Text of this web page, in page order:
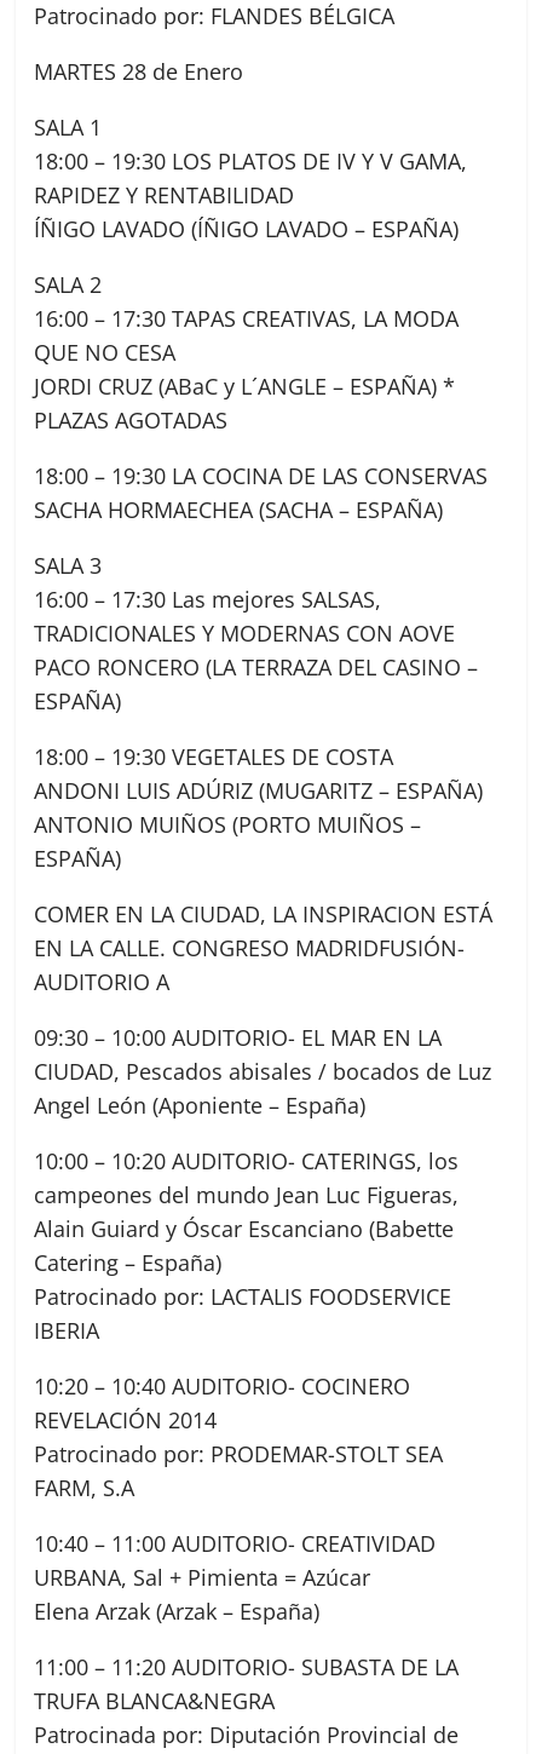
Patrocinado por: FLANDES BÉLGICA
MARTES 28 de Enero
SALA 1
18:00 – 19:30 LOS PLATOS DE IV Y V GAMA,
RAPIDEZ Y RENTABILIDAD
ÍÑIGO LAVADO (ÍÑIGO LAVADO – ESPAÑA)
SALA 2
16:00 – 17:30 TAPAS CREATIVAS, LA MODA
QUE NO CESA
JORDI CRUZ (ABaC y L´ANGLE – ESPAÑA) *
PLAZAS AGOTADAS
18:00 – 19:30 LA COCINA DE LAS CONSERVAS
SACHA HORMAECHEA (SACHA – ESPAÑA)
SALA 3
16:00 – 17:30 Las mejores SALSAS,
TRADICIONALES Y MODERNAS CON AOVE
PACO RONCERO (LA TERRAZA DEL CASINO –
ESPAÑA)
18:00 – 19:30 VEGETALES DE COSTA
ANDONI LUIS ADÚRIZ (MUGARITZ – ESPAÑA)
ANTONIO MUIÑOS (PORTO MUIÑOS –
ESPAÑA)
COMER EN LA CIUDAD, LA INSPIRACION ESTÁ
EN LA CALLE. CONGRESO MADRIDFUSIÓN-
AUDITORIO A
09:30 – 10:00 AUDITORIO- EL MAR EN LA
CIUDAD, Pescados abisales / bocados de Luz
Angel León (Aponiente – España)
10:00 – 10:20 AUDITORIO- CATERINGS, los
campeones del mundo Jean Luc Figueras,
Alain Guiard y Óscar Escanciano (Babette
Catering – España)
Patrocinado por: LACTALIS FOODSERVICE
IBERIA
10:20 – 10:40 AUDITORIO- COCINERO
REVELACIÓN 2014
Patrocinado por: PRODEMAR-STOLT SEA
FARM, S.A
10:40 – 11:00 AUDITORIO- CREATIVIDAD
URBANA, Sal + Pimienta = Azúcar
Elena Arzak (Arzak – España)
11:00 – 11:20 AUDITORIO- SUBASTA DE LA
TRUFA BLANCA&NEGRA
Patrocinada por: Diputación Provincial de